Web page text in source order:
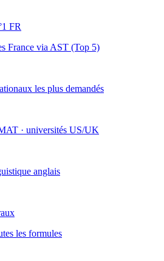
FR
France via AST (Top 5)
les plus demandés
· universités US/UK
anglais
les formules